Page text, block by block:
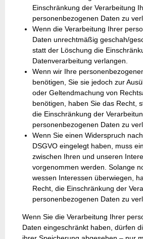
Einschränkung der Verarbeitung
personenbezogenen Daten zu
Wenn die Verarbeitung Ihrer
Daten unrechtmäßig geschah/
statt der Löschung die
Datenverarbeitung verlangen.
Wenn wir Ihre
benötigen, Sie sie jedoch zur
oder Geltendmachung von
benötigen, haben Sie das Recht,
die Einschränkung der
personenbezogenen Daten zu
Wenn Sie einen Widerspruch
DSGVO eingelegt haben, muss
zwischen Ihren und unseren
vorgenommen werden. Solange
wessen Interessen überwiegen,
Recht, die Einschränkung der
personenbezogenen Daten zu
Wenn Sie die Verarbeitung Ihrer
Daten eingeschränkt haben, dürfen